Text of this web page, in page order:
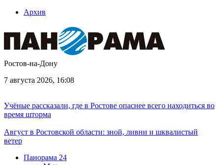
Архив
Ростов-на-Дону
7 августа 2026, 16:08
Учёные рассказали, где в Ростове опаснее всего находиться во
время шторма
Август в Ростовской области: зной, ливни и шквалистый
ветер
Панорама 24